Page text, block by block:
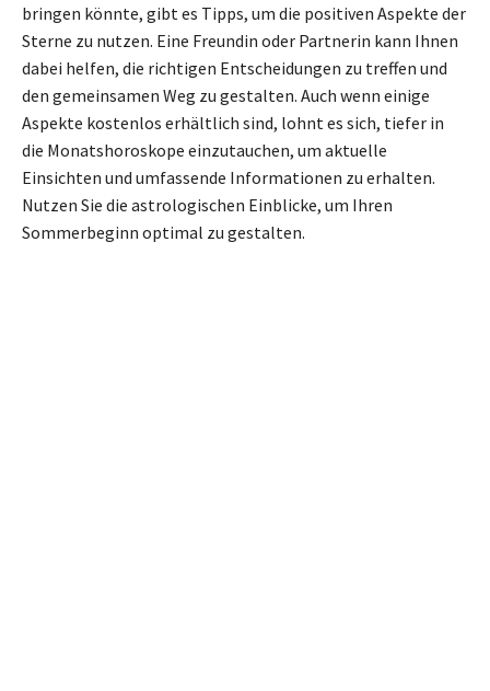
bringen könnte, gibt es Tipps, um die positiven Aspekte der
Sterne zu nutzen. Eine Freundin oder Partnerin kann Ihnen
dabei helfen, die richtigen Entscheidungen zu treffen und
den gemeinsamen Weg zu gestalten. Auch wenn einige
Aspekte kostenlos erhältlich sind, lohnt es sich, tiefer in
die Monatshoroskope einzutauchen, um aktuelle
Einsichten und umfassende Informationen zu erhalten.
Nutzen Sie die astrologischen Einblicke, um Ihren
Sommerbeginn optimal zu gestalten.